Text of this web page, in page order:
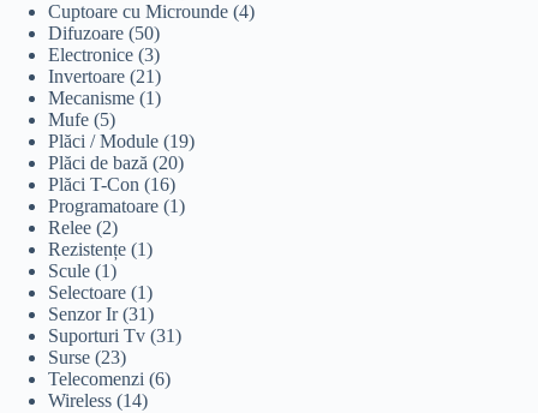
Cuptoare cu Microunde (4)
Difuzoare (50)
Electronice (3)
Invertoare (21)
Mecanisme (1)
Mufe (5)
Plăci / Module (19)
Plăci de bază (20)
Plăci T-Con (16)
Programatoare (1)
Relee (2)
Rezistențe (1)
Scule (1)
Selectoare (1)
Senzor Ir (31)
Suporturi Tv (31)
Surse (23)
Telecomenzi (6)
Wireless (14)